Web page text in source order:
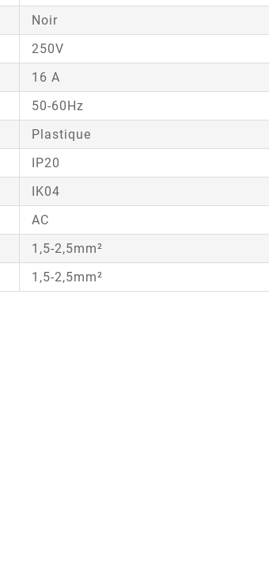
Noir
250V
16 A
50-60Hz
Plastique
IP20
IK04
AC
1,5-2,5mm²
1,5-2,5mm²